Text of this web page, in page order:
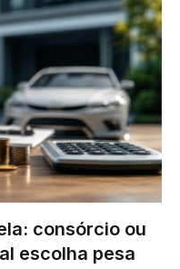
consórcio ou
escolha pesa